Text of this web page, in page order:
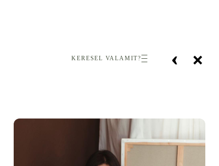
‹ ×
KERESEL VALAMIT?